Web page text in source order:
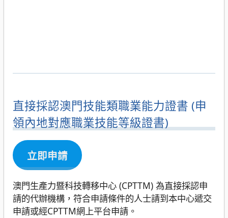
直接採認澳門技能類職業能力證書 (申
領內地對應職業技能等級證書)
立即申請
澳門生產力暨科技轉移中心 (CPTTM) 為直接採認申
請的代辦機構，符合申請條件的人士請到本中心遞交
申請或經CPTTM網上平台申請。